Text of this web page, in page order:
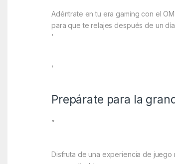
Adéntrate en tu era gaming con el
para que te relajes después de un
‘
‘
Prepárate para la
”
Disfruta de una experiencia de juego